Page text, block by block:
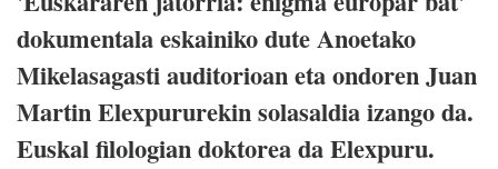
dokumentala eskainiko dute Anoetako
Mikelasagasti auditorioan eta ondoren Juan
Martin Elexpururekin solasaldia izango da.
Euskal filologian doktorea da Elexpuru.